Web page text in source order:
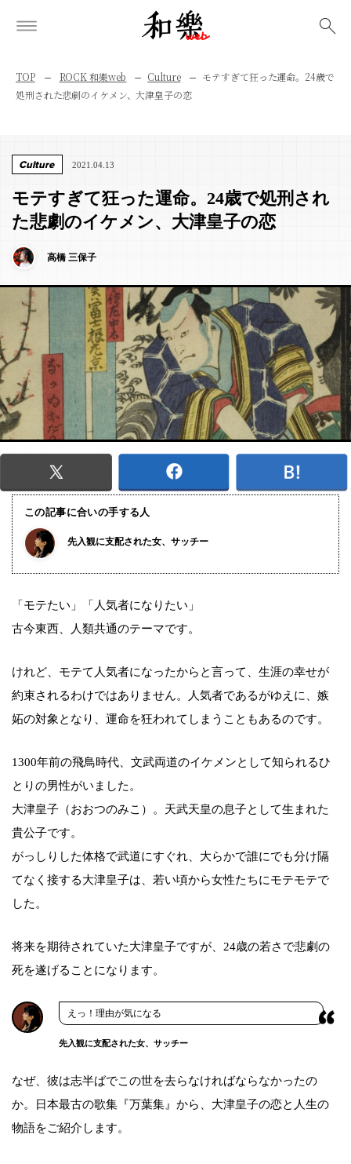
TOP ROCK 和樂web Culture
モテすぎて狂った運命。24歳で
処刑された悲劇のイケメン、大津皇子の恋
Culture 2021.04.13
モテすぎて狂った運命。24歳で処刑され
た悲劇のイケメン、大津皇子の恋
高橋 三保子
この記事に合いの手する人
先入観に支配された女、サッチー
「モテたい」「人気者になりたい」
古今東西、人類共通のテーマです。
けれど、モテて人気者になったからと言って、生涯の幸せが
約束されるわけではありません。人気者であるがゆえに、嫉
妬の対象となり、運命を狂われてしまうこともあるのです。
1300年前の飛鳥時代、文武両道のイケメンとして知られるひ
とりの男性がいました。
大津皇子（おおつのみこ）。天武天皇の息子として生まれた
貴公子です。
がっしりした体格で武道にすぐれ、大らかで誰にでも分け隔
てなく接する大津皇子は、若い頃から女性たちにモテモテで
した。
将来を期待されていた大津皇子ですが、24歳の若さで悲劇の
死を遂げることになります。
えっ！理由が気になる
先入観に支配された女、サッチー
なぜ、彼は志半ばでこの世を去らなければならなかったの
か。日本最古の歌集『万葉集』から、大津皇子の恋と人生の
物語をご紹介します。